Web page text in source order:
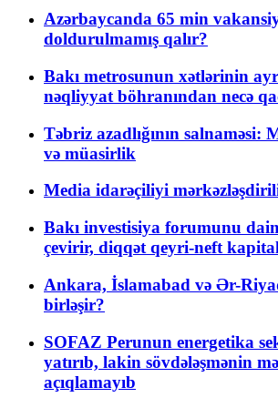
Azərbaycanda 65 min
doldurulmamış qalır?
Bakı metrosunun xətlərinin
nəqliyyat böhranından necə
Təbriz azadlığının salnaməsi:
və müasirlik
Media idarəçiliyi
Bakı investisiya forumunu
çevirir, diqqət qeyri-neft
Ankara, İslamabad və Ər-
birləşir?
SOFAZ Perunun energetika
yatırıb, lakin sövdələşmənin
açıqlamayıb